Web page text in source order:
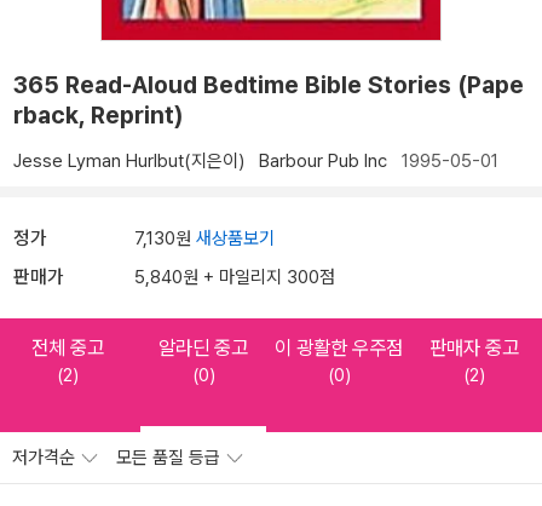
365 Read-Aloud Bedtime Bible Stories (Pape
rback, Reprint)
Jesse Lyman Hurlbut(지은이) Barbour Pub Inc 1995-05-01
정가 7,130원 새상품보기
판매가 5,840원 + 마일리지 300점
전체 중고
(2)
알라딘 중고
(0)
이 광활한 우주점
(0)
판매자 중고
(2)
저가격순 모든 품질 등급